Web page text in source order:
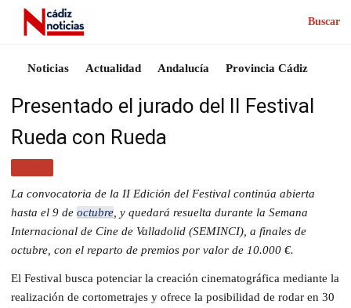
Buscar
Noticias Actualidad Andalucía Provincia Cádiz
Presentado el jurado del II Festival
Rueda con Rueda
La convocatoria de la II Edición del Festival continúa abierta
hasta el 9 de octubre , y quedará resuelta durante la Semana
Internacional de Cine de Valladolid (SEMINCI), a finales de
octubre, con el reparto de premios por valor de 10.000 €.
El Festival busca potenciar la creación cinematográfica mediante la
realización de cortometrajes y ofrece la posibilidad de rodar en 30